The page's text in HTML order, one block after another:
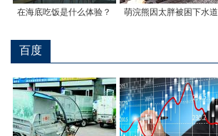
在海底吃饭是什么体验？ 萌浣熊因太胖被困下水道
百度